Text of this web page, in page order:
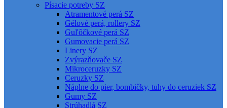
Písacie potreby SZ
Atramentové perá SZ
Gélové perá, rollery SZ
Guľôčkové perá SZ
Gumovacie perá SZ
Linery SZ
Zvýrazňovače SZ
Mikroceruzky SZ
Ceruzky SZ
Náplne do pier, bombičky, tuhy do ceruziek SZ
Gumy SZ
Strúhadlá SZ